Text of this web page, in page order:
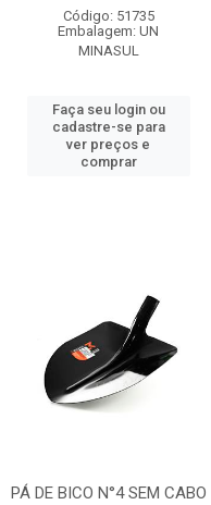
Código: 51735
Embalagem: UN
MINASUL
Faça seu login ou
cadastre-se para
ver preços e
comprar
PÁ DE BICO N°4 SEM CABO